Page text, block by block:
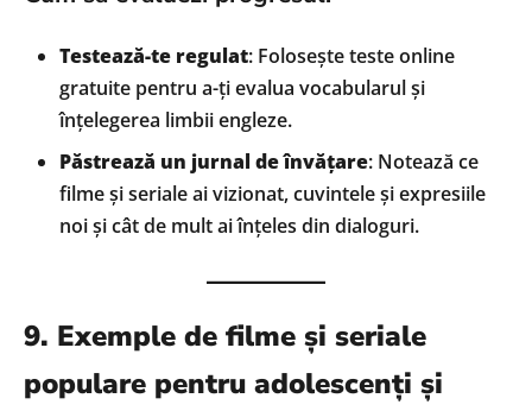
Testează-te regulat: Folosește teste online
gratuite pentru a-ți evalua vocabularul și
înțelegerea limbii engleze.
Păstrează un jurnal de învățare: Notează ce
filme și seriale ai vizionat, cuvintele și expresiile
noi și cât de mult ai înțeles din dialoguri.
9. Exemple de filme și seriale
populare pentru adolescenți și